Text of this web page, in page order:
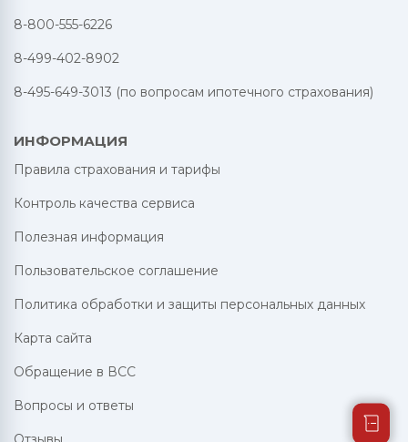
8-800-555-6226
8-499-402-8902
8-495-649-3013 (по вопросам ипотечного страхования)
ИНФОРМАЦИЯ
Правила страхования и тарифы
Контроль качества сервиса
Полезная информация
Пользовательское соглашение
Политика обработки и защиты персональных данных
Карта сайта
Обращение в ВСС
Вопросы и ответы